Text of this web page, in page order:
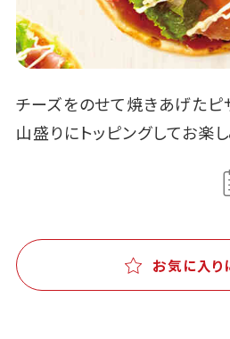
チーズをのせて焼きあげたピ
山盛りにトッピングしてお楽し
お気に入り